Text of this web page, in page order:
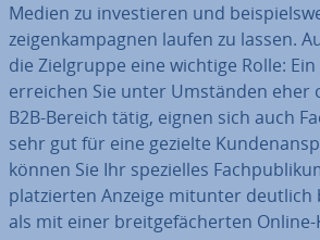
Medien zu in­ves­tie­ren und
zei­gen­kam­pa­gnen laufen zu lassen.
die Ziel­grup­pe eine wichtige Rolle:
erreichen Sie unter Umständen eher
B2B-Bereich tätig, eignen sich auch
sehr gut für eine gezielte
können Sie Ihr spe­zi­el­les
plat­zier­ten Anzeige mitunter deutlich
als mit einer breit­ge­fä­cher­ten Online-